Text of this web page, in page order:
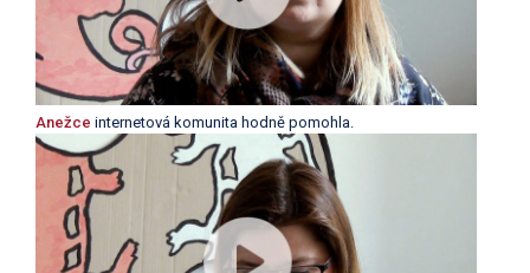
Anežce internetová komunita hodně pomohla.